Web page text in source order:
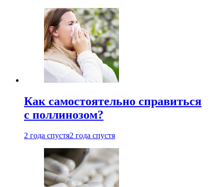
Как самостоятельно справиться
с поллинозом?
2 года спустя2 года спустя